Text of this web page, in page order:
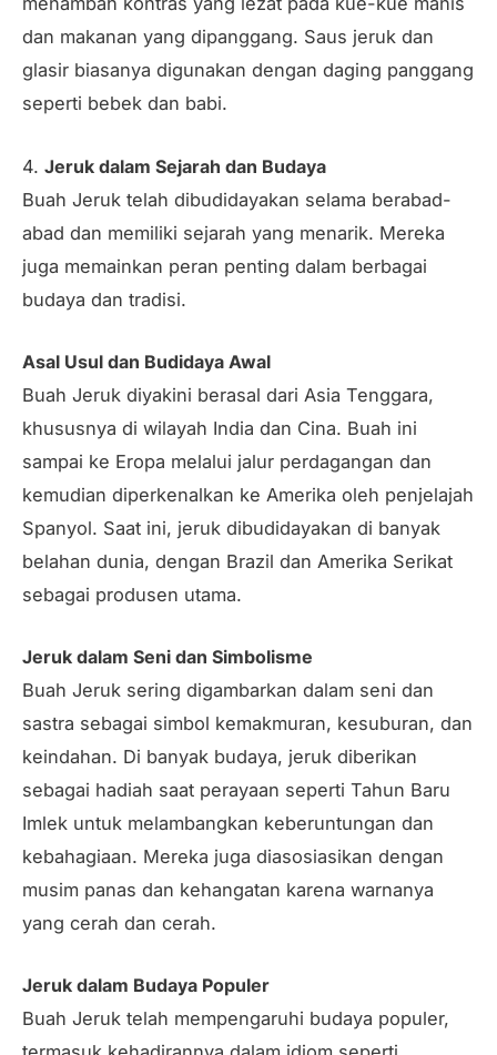
dan makanan yang dipanggang. Saus jeruk dan
glasir biasanya digunakan dengan daging panggang
seperti bebek dan babi.
4. Jeruk dalam Sejarah dan Budaya
Buah Jeruk telah dibudidayakan selama berabad-
abad dan memiliki sejarah yang menarik. Mereka
juga memainkan peran penting dalam berbagai
budaya dan tradisi.
Asal Usul dan Budidaya Awal
Buah Jeruk diyakini berasal dari Asia Tenggara,
khususnya di wilayah India dan Cina. Buah ini
sampai ke Eropa melalui jalur perdagangan dan
kemudian diperkenalkan ke Amerika oleh penjelajah
Spanyol. Saat ini, jeruk dibudidayakan di banyak
belahan dunia, dengan Brazil dan Amerika Serikat
sebagai produsen utama.
Jeruk dalam Seni dan Simbolisme
Buah Jeruk sering digambarkan dalam seni dan
sastra sebagai simbol kemakmuran, kesuburan, dan
keindahan. Di banyak budaya, jeruk diberikan
sebagai hadiah saat perayaan seperti Tahun Baru
Imlek untuk melambangkan keberuntungan dan
kebahagiaan. Mereka juga diasosiasikan dengan
musim panas dan kehangatan karena warnanya
yang cerah dan cerah.
Jeruk dalam Budaya Populer
Buah Jeruk telah mempengaruhi budaya populer,